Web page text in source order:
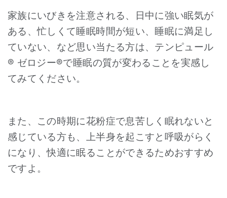
家族にいびきを注意される、日中に強い眠気が
ある、忙しくて睡眠時間が短い、睡眠に満足し
ていない、など思い当たる方は、テンピュール
® ゼロジー®で睡眠の質が変わることを実感し
てみてください。
また、この時期に花粉症で息苦しく眠れないと
感じている方も、上半身を起こすと呼吸がらく
になり、快適に眠ることができるためおすすめ
ですよ。